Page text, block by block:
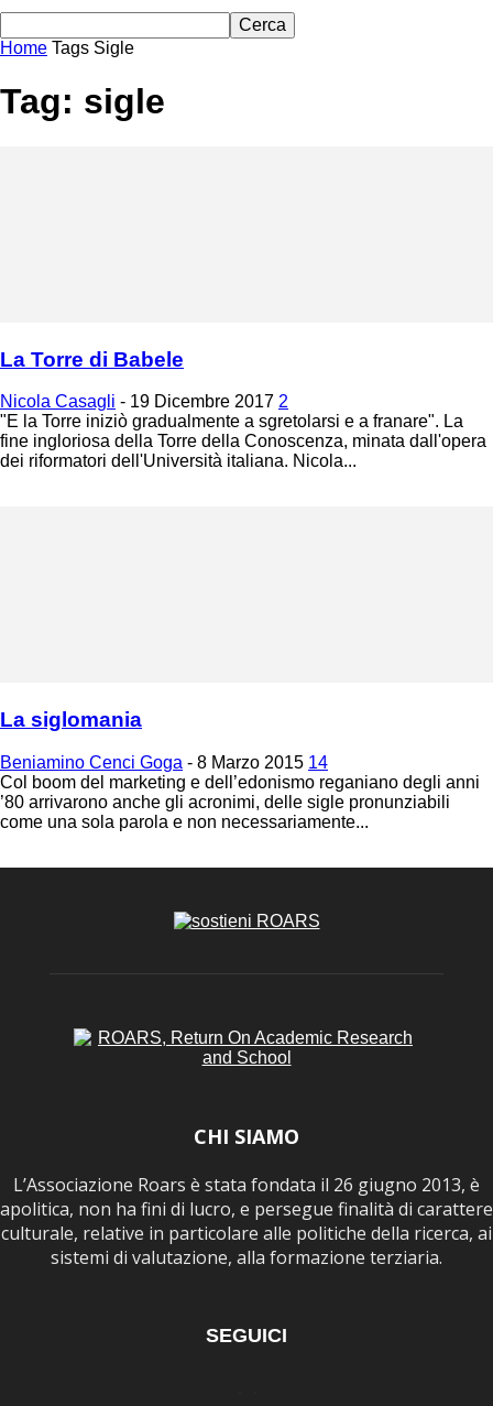
Home Tags Sigle
Tag: sigle
La Torre di Babele
Nicola Casagli - 19 Dicembre 2017 2
"E la Torre iniziò gradualmente a sgretolarsi e a franare". La
fine ingloriosa della Torre della Conoscenza, minata dall'opera
dei riformatori dell'Università italiana. Nicola...
La siglomania
Beniamino Cenci Goga - 8 Marzo 2015 14
Col boom del marketing e dell’edonismo reganiano degli anni
’80 arrivarono anche gli acronimi, delle sigle pronunziabili
come una sola parola e non necessariamente...
CHI SIAMO
L’Associazione Roars è stata fondata il 26 giugno 2013, è
apolitica, non ha fini di lucro, e persegue finalità di carattere
culturale, relative in particolare alle politiche della ricerca, ai
sistemi di valutazione, alla formazione terziaria.
SEGUICI